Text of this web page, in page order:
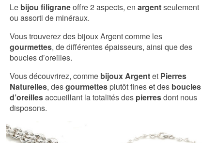
Le bijou filigraneoffre 2 aspects, en argentseulement
ou assorti de minéraux.
Vous trouverez des bijoux Argent comme les
gourmettes, de différentes épaisseurs, ainsi que des
boucles d’oreilles.
Vous découvrirez, comme bijoux Argentet Pierres
Naturelles, desgourmettes plutôt fines et des boucles
d’oreillesaccueillant la totalités des pierresdont nous
disposons.